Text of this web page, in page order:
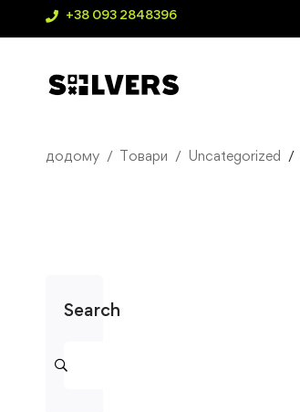
+38 093 2848396
додому Товари Uncategorized
Search